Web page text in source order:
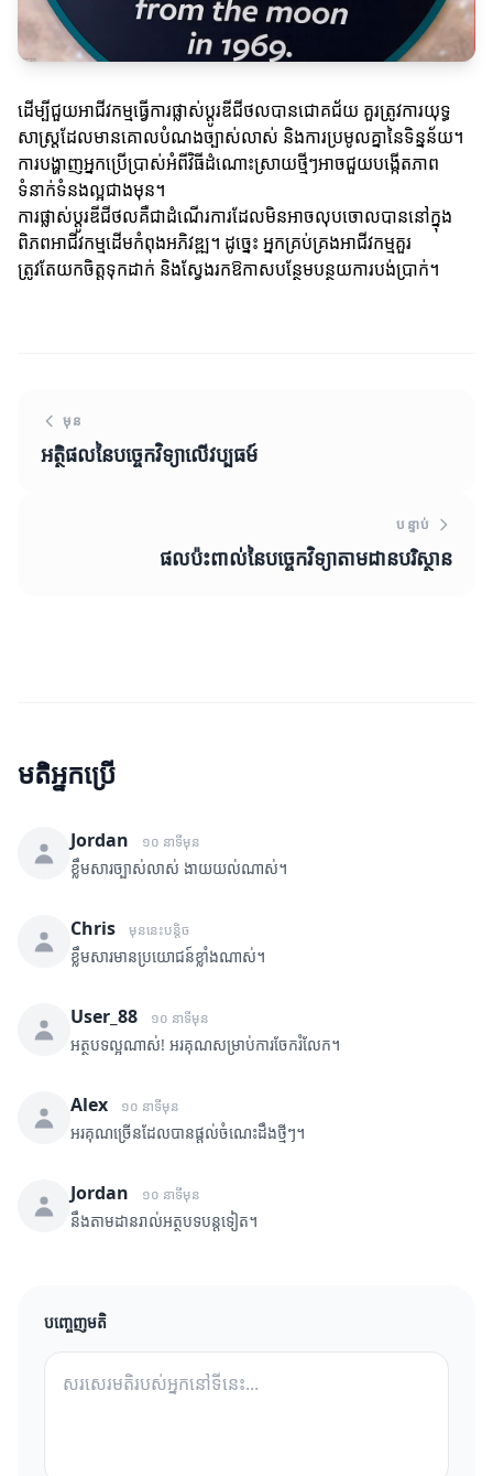
ដើម្បីជួយអាជីវកម្មធ្វើការផ្លាស់ប្តូរឌីជីថលបានជោគជ័យ គួរត្រូវការយុទ្ធ
សាស្ត្រដែលមានគោលបំណងច្បាស់លាស់ និងការប្រមូលគ្នានៃទិន្នន័យ។
ការបង្ហាញអ្នកប្រើប្រាស់អំពីវិធីដំណោះស្រាយថ្មីៗអាចជួយបង្កើតភាព
ទំនាក់ទំនងល្អជាងមុន។
ការផ្លាស់ប្តូរឌីជីថលគឺជាដំណើរការដែលមិនអាចលុបចោលបាននៅក្នុង
ពិភពអាជីវកម្មដើមកំពុងអភិវឌ្ឍ។ ដូច្នេះ អ្នកគ្រប់គ្រងអាជីវកម្មគួរ
ត្រូវតែយកចិត្តទុកដាក់ និងស្វែងរកឱកាសបន្ថែមបន្ថយការបង់ប្រាក់។
មុន
អត្ថិផលនៃបច្ចេកវិទ្យាលើវប្បធម៍
បន្ទាប់
ផលប៉ះពាល់នៃបច្ចេកវិទ្យាតាមដានបរិស្ថាន
មតិអ្នកប្រើ
Jordan ១០ នាទីមុន
ខ្លឹមសារច្បាស់លាស់ ងាយយល់ណាស់។
Chris មុននេះបន្តិច
ខ្លឹមសារមានប្រយោជន៍ខ្លាំងណាស់។
User_88 ១០ នាទីមុន
អត្ថបទល្អណាស់! អរគុណសម្រាប់ការចែករំលែក។
Alex ១០ នាទីមុន
អរគុណច្រើនដែលបានផ្តល់ចំណេះដឹងថ្មីៗ។
Jordan ១០ នាទីមុន
នឹងតាមដានរាល់អត្ថបទបន្តទៀត។
បញ្ចេញមតិ